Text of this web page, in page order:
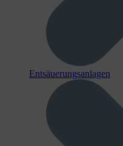
Entsäuerungsanlagen